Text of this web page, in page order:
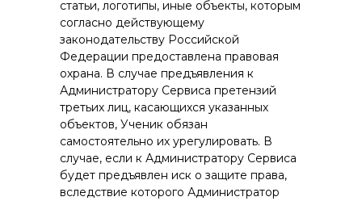
статьи, логотипы, иные объекты, которым
согласно действующему
законодательству Российской
Федерации предоставлена правовая
охрана. В случае предъявления к
Администратору Сервиса претензий
третьих лиц, касающихся указанных
объектов, Ученик обязан
самостоятельно их урегулировать. В
случае, если к Администратору Сервиса
будет предъявлен иск о защите права,
вследствие которого Администратор